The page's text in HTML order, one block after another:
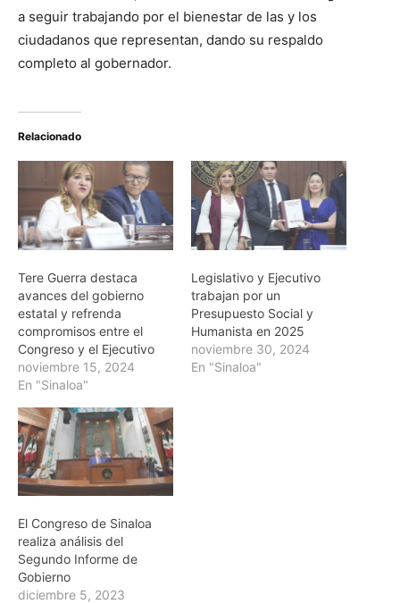
a seguir trabajando por el bienestar de las y los
ciudadanos que representan, dando su respaldo
completo al gobernador.
Relacionado
Tere Guerra destaca
avances del gobierno
estatal y refrenda
compromisos entre el
Congreso y el Ejecutivo
noviembre 15, 2024
En "Sinaloa"
Legislativo y Ejecutivo
trabajan por un
Presupuesto Social y
Humanista en 2025
noviembre 30, 2024
En "Sinaloa"
El Congreso de Sinaloa
realiza análisis del
Segundo Informe de
Gobierno
diciembre 5, 2023